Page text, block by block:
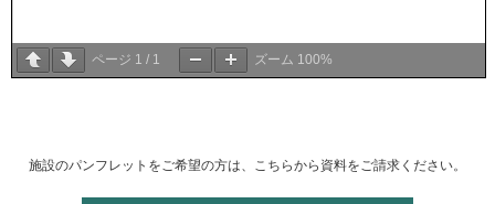
ページ 1 / 1 ズーム 100%
施設のパンフレットをご希望の方は、こちらから資料をご請求ください。